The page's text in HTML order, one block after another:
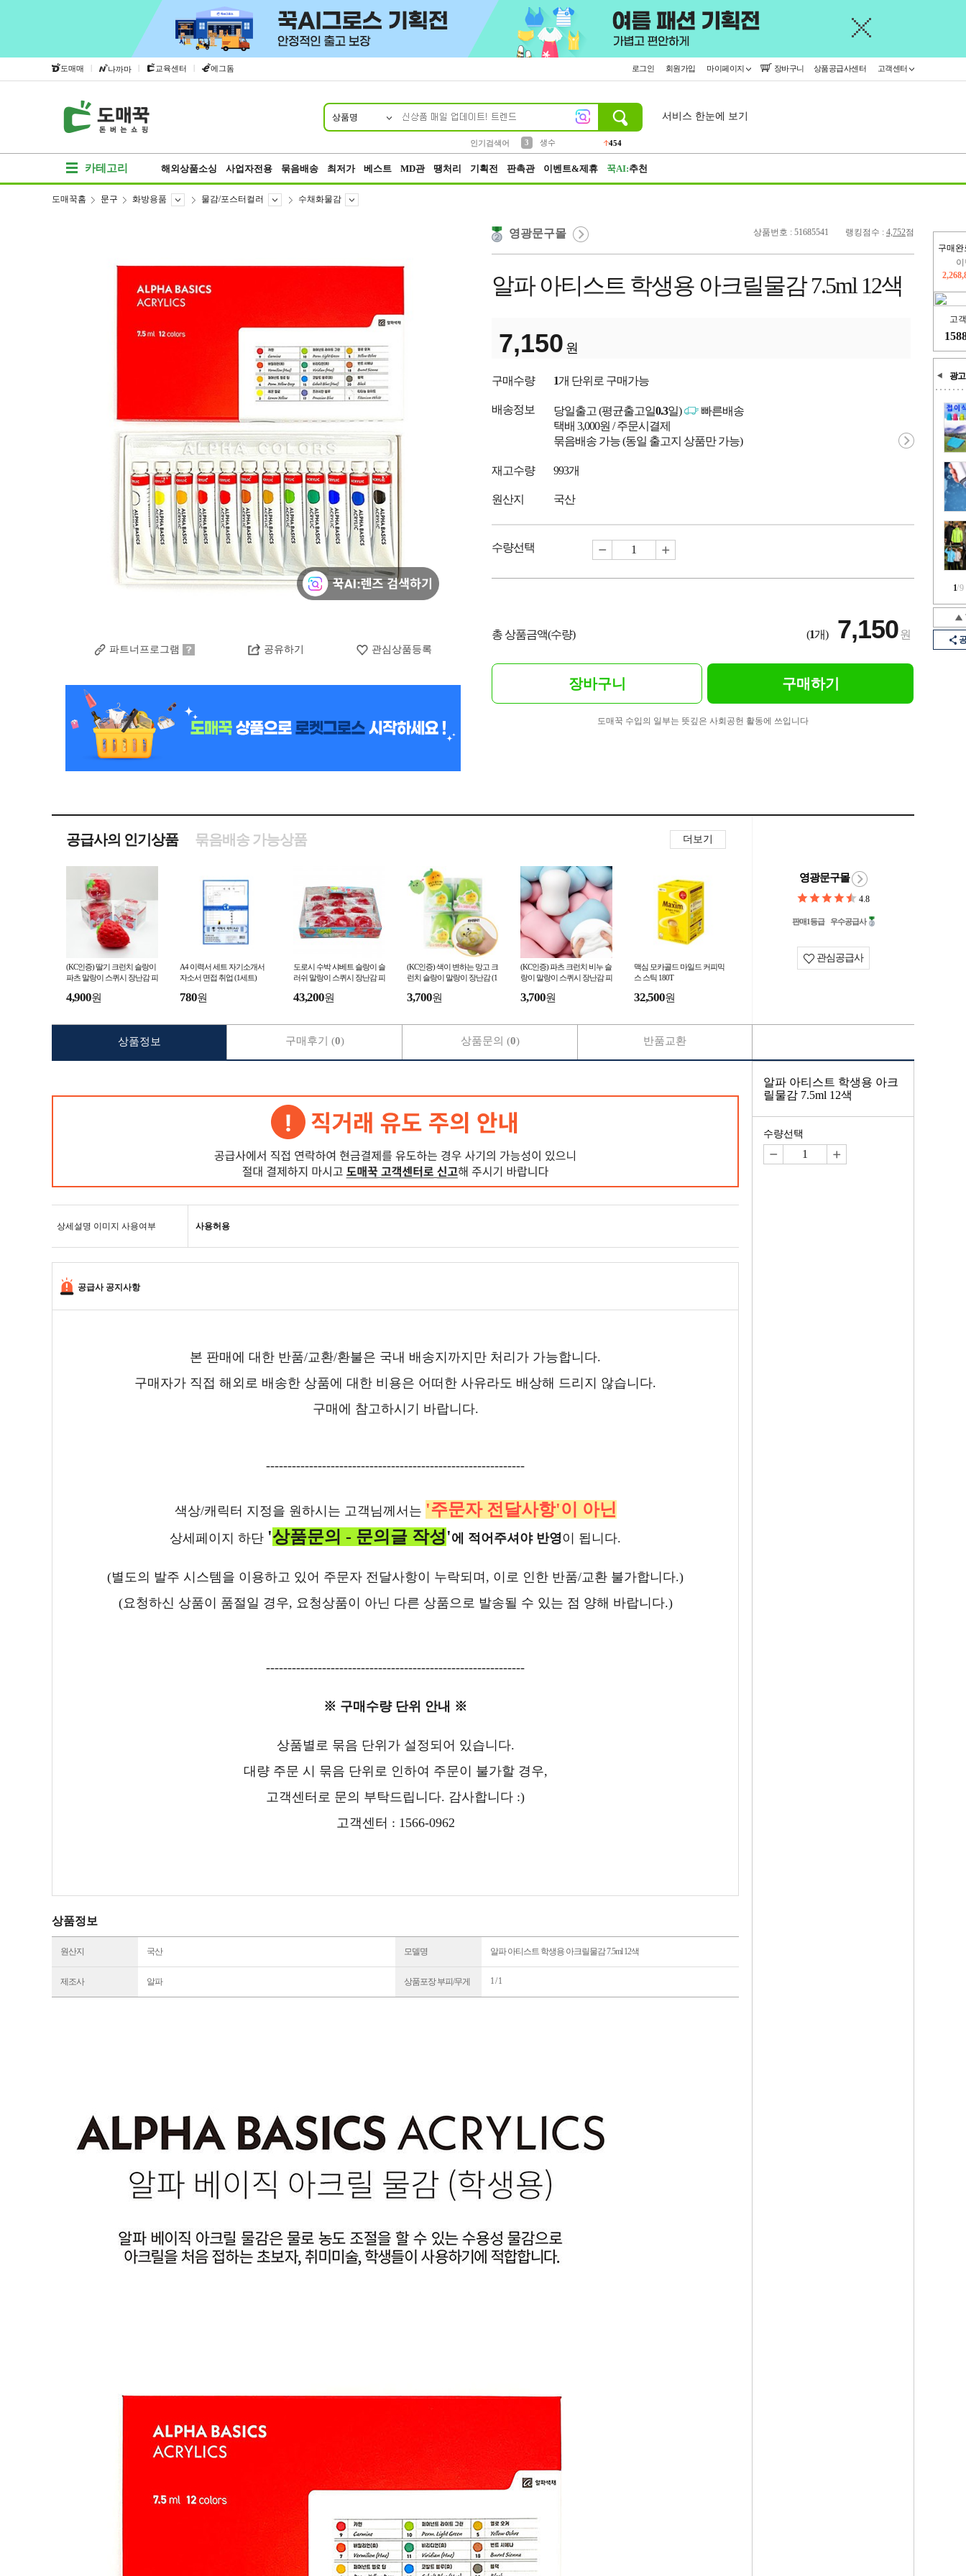
도매매 | 나까마 | 교육센터 | 에그돔 로그인 회원가입 마이페이지 장바구니 상품공급사센터 고객센터
상품명
인기검색어
4
등산
152
서비스 한눈에 보기
카테고리 해외상품소싱 사업자전용 묶음배송 최저가 베스트 MD관 땡처리 기획전 판촉관 이벤트&제휴 꾹AI:추천
구매완
고
광고
1/9
도매꾹홈 문구 화방용품 물감/포스터컬러 수채화물감
파트너프로그램 공유하기 관심상품등록
상품번호 : 51685541 랭킹점수 : 4,752점
영광문구몰
알파 아티스트 학생용 아크릴물감 7.5ml 12색
7,150 원
구매수량 1개 단위로 구매가능
배송정보 당일출고 (평균출고일0.3일)
빠른배송
택배 3,000원 / 주문시결제
묶음배송 가능 (동일 출고지 상품만 가능)
재고수량 993개
원산지 국산
수량선택
총 상품금액(수량) (1개) 7,150원
장바구니 구매하기
도매꾹 수입의 일부는 뜻깊은 사회공헌 활동에 쓰입니다
공급사의 인기상품 더보기
묶음배송 가능상품
(KC인증) 딸기 크런치 슬랑이
파츠 말랑이 스퀴시 장난감 피
4,900원
A4 이력서 세트 자기소개서
자소서 면접 취업 (1세트)
780원
도로시 수박 샤베트 슬랑이 슬
러쉬 말랑이 스퀴시 장난감 피
43,200원
(KC인증) 색이 변하는 망고 크
런치 슬랑이 말랑이 장난감 (1
3,700원
(KC인증) 파츠 크런치 비누 슬
랑이 말랑이 스퀴시 장난감 피
3,700원
맥심 모카골드 마일드 커피믹
스 스틱 180T
32,500원
영광문구몰
4.8
판매1등급 우수공급사
관심공급사
상세설명 이미지 사용여부 사용허용
공급사 공지사항
본 판매에 대한 반품/교환/환불은 국내 배송지까지만 처리가 가능합니다.
구매자가 직접 해외로 배송한 상품에 대한 비용은 어떠한 사유라도 배상해 드리지 않습니다.
구매에 참고하시기 바랍니다.
------------------------------------------------------------
색상/캐릭터 지정을 원하시는 고객님께서는 '주문자 전달사항'이 아닌
상세페이지 하단 '상품문의 - 문의글 작성'에 적어주셔야 반영이 됩니다.
(별도의 발주 시스템을 이용하고 있어 주문자 전달사항이 누락되며, 이로 인한 반품/교환 불가합니다.)
(요청하신 상품이 품절일 경우, 요청상품이 아닌 다른 상품으로 발송될 수 있는 점 양해 바랍니다.)
------------------------------------------------------------
※ 구매수량 단위 안내 ※
상품별로 묶음 단위가 설정되어 있습니다.
대량 주문 시 묶음 단위로 인하여 주문이 불가할 경우,
고객센터로 문의 부탁드립니다. 감사합니다 :)
고객센터 : 1566-0962
상품정보
원산지 국산 모델명 알파 아티스트 학생용 아크릴물감 7.5ml 12색
제조사 알파 상품포장 부피/무게 1 / 1
상품정보 구매후기 (0) 상품문의 (0) 반품교환
알파 아티스트 학생용 아크
릴물감 7.5ml 12색
수량선택